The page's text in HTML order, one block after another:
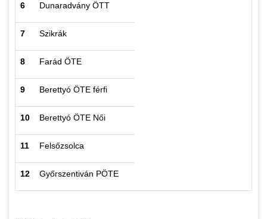
6 Dunaradvány ÖTT
7 Szikrák
8 Farád ÖTE
9 Berettyó ÖTE férfi
10 Berettyó ÖTE Női
11 Felsőzsolca
12 Győrszentiván PÖTE